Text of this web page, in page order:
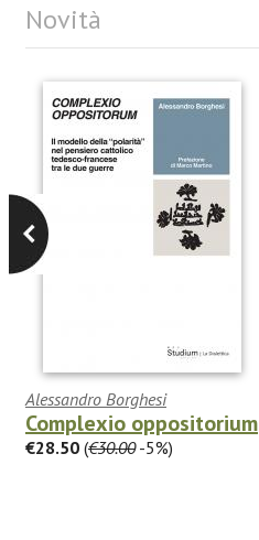
Novità
Alessandro Borghesi
Complexio oppositorium
€28.50 (€30.00-5%)